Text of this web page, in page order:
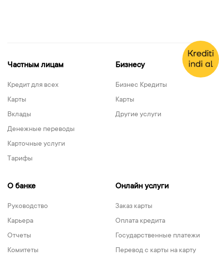
Частным лицам
Кредит для всех
Карты
Вклады
Денежные переводы
Карточные услуги
Тарифы
Бизнесу
Бизнес Кредиты
Карты
Другие услуги
О банке
Руководство
Карьера
Отчеты
Комитеты
Онлайн услуги
Заказ карты
Оплата кредита
Государственные платежи
Перевод с карты на карту